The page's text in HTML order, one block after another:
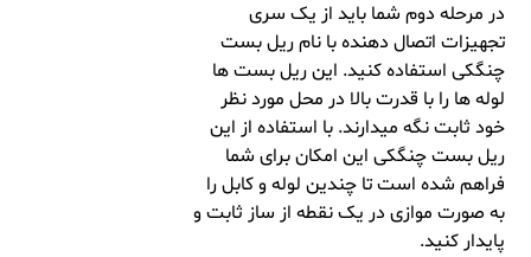
در مرحله دوم شما باید از یک سری
تجهیزات اتصال دهنده با نام ریل بست
چنگکی استفاده کنید. این ریل بست ها
لوله ها را با قدرت بالا در محل مورد نظر
خود ثابت نگه میدارند. با استفاده از این
ریل بست چنگکی این امکان برای شما
فراهم شده است تا چندین لوله و کابل را
به صورت موازی در یک نقطه از ساز ثابت و
پایدار کنید.